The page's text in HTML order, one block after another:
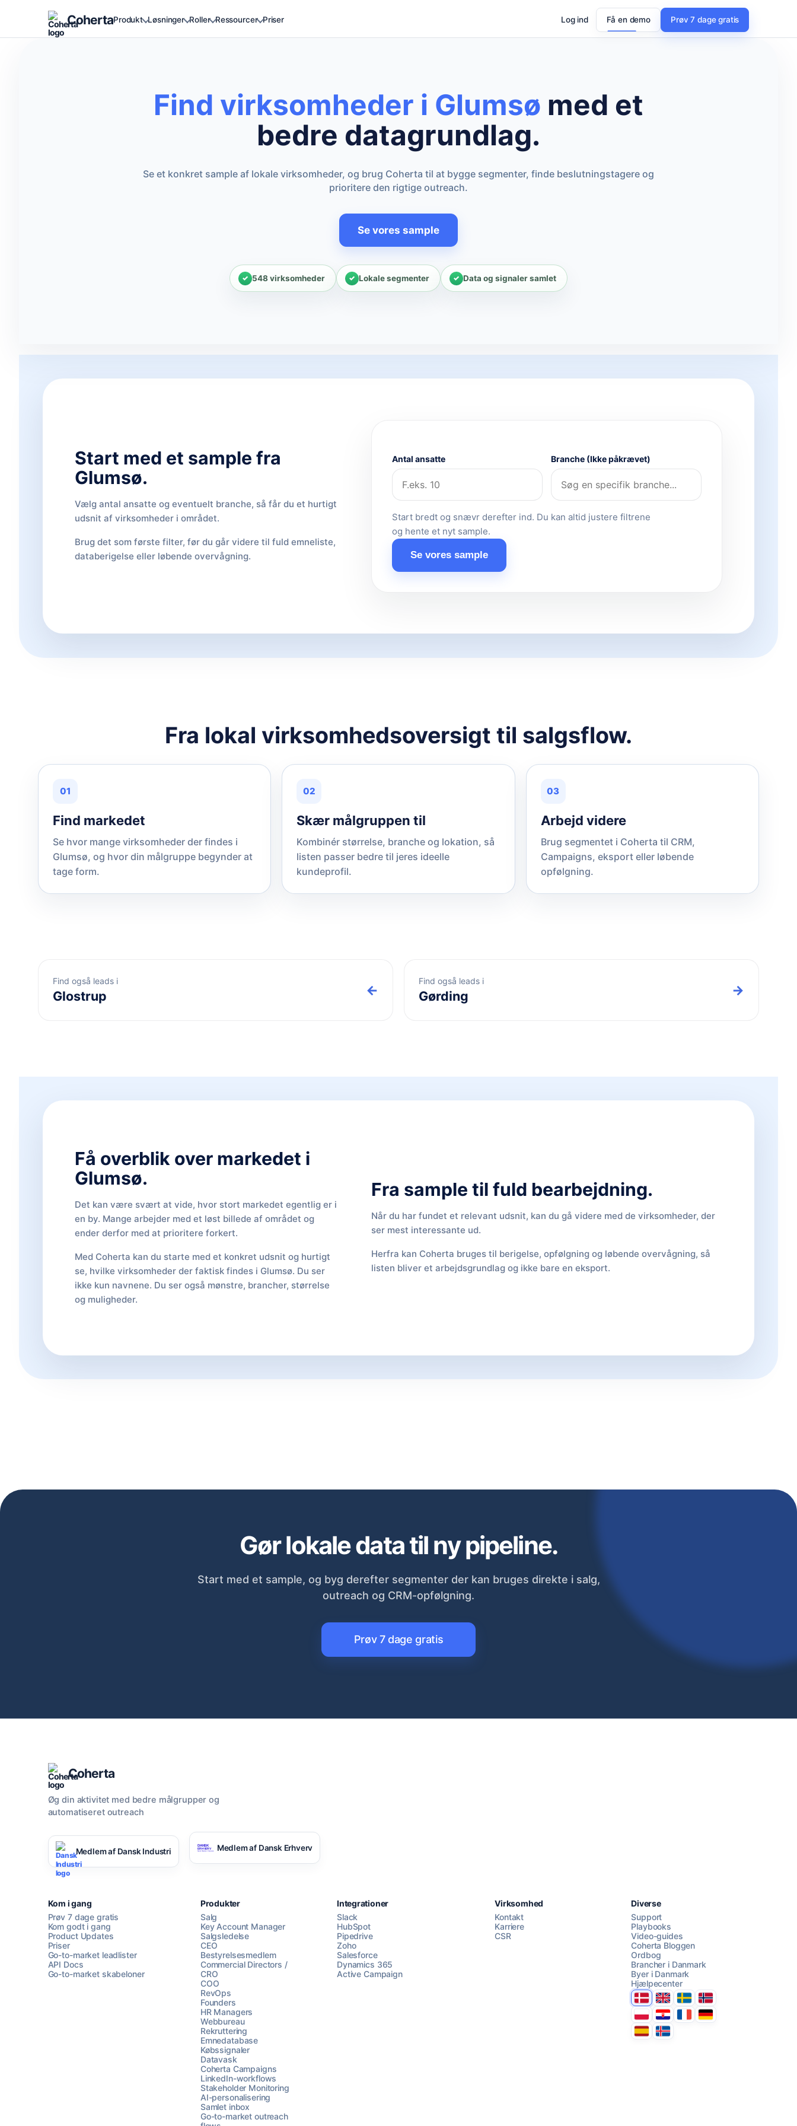
CohertaProdukt Løsninger Roller Ressourcer Priser Log ind Få en demo Prøv 7 dage gratis
Find virksomheder i Glumsø med et
bedre datagrundlag.
Se et konkret sample af lokale virksomheder, og brug Coherta til at bygge segmenter, finde beslutningstagere og
prioritere den rigtige outreach.
Se vores sample
548 virksomheder Lokale segmenter Data og signaler samlet
Start med et sample fra
Glumsø.
Vælg antal ansatte og eventuelt branche, så får du et hurtigt
udsnit af virksomheder i området.
Brug det som første filter, før du går videre til fuld emneliste,
databerigelse eller løbende overvågning.
Antal ansatte Branche (Ikke påkrævet)
Start bredt og snævr derefter ind. Du kan altid justere filtrene
og hente et nyt sample.
Se vores sample
Fra lokal virksomhedsoversigt til salgsflow.
01
Find markedet
Se hvor mange virksomheder der findes i
Glumsø, og hvor din målgruppe begynder at
tage form.
02
Skær målgruppen til
Kombinér størrelse, branche og lokation, så
listen passer bedre til jeres ideelle
kundeprofil.
03
Arbejd videre
Brug segmentet i Coherta til CRM,
Campaigns, eksport eller løbende
opfølgning.
Find også leads i
Glostrup ←
Find også leads i
Gørding →
Få overblik over markedet i
Glumsø.
Det kan være svært at vide, hvor stort markedet egentlig er i
en by. Mange arbejder med et løst billede af området og
ender derfor med at prioritere forkert.
Med Coherta kan du starte med et konkret udsnit og hurtigt
se, hvilke virksomheder der faktisk findes i Glumsø. Du ser
ikke kun navnene. Du ser også mønstre, brancher, størrelse
og muligheder.
Fra sample til fuld bearbejdning.
Når du har fundet et relevant udsnit, kan du gå videre med de virksomheder, der
ser mest interessante ud.
Herfra kan Coherta bruges til berigelse, opfølgning og løbende overvågning, så
listen bliver et arbejdsgrundlag og ikke bare en eksport.
Gør lokale data til ny pipeline.
Start med et sample, og byg derefter segmenter der kan bruges direkte i salg,
outreach og CRM-opfølgning.
Prøv 7 dage gratis
AI Campaign Assist Chat with us
Coherta
Øg din aktivitet med bedre målgrupper og
automatiseret outreach
Medlem af Dansk Industri Medlem af Dansk Erhverv
Kom i gang
Prøv 7 dage gratis
Kom godt i gang
Product Updates
Priser
Go-to-market leadlister
API Docs
Go-to-market skabeloner
Produkter
Salg
Key Account Manager
Salgsledelse
CEO
Bestyrelsesmedlem
Commercial Directors /
CRO
COO
RevOps
Founders
HR Managers
Webbureau
Rekruttering
Emnedatabase
Købssignaler
Datavask
Coherta Campaigns
LinkedIn-workflows
Stakeholder Monitoring
AI-personalisering
Samlet inbox
Go-to-market outreach
Integrationer
Slack
HubSpot
Pipedrive
Zoho
Salesforce
Dynamics 365
Active Campaign
Virksomhed
Kontakt
Karriere
CSR
Diverse
Support
Playbooks
Video-guides
Coherta Bloggen
Ordbog
Brancher i Danmark
Byer i Danmark
Hjælpecenter
DanmarkUnited Kingdom
SverigeNorge
PolskaHrvatskaFranceDeutschland
EspanaÍsland